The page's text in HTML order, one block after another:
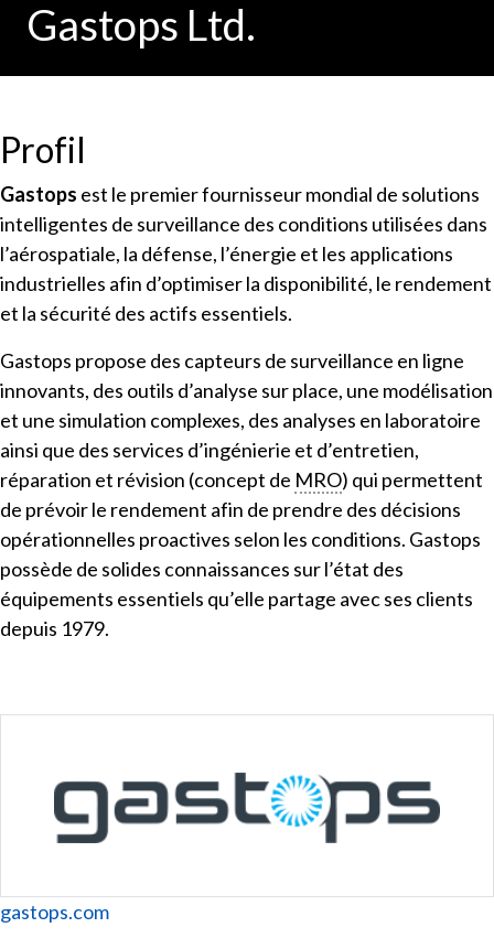
Gastops Ltd.
Profil
Gastops est le premier fournisseur mondial de solutions
intelligentes de surveillance des conditions utilisées dans
l’aérospatiale, la défense, l’énergie et les applications
industrielles afin d’optimiser la disponibilité, le rendement
et la sécurité des actifs essentiels.
Gastops propose des capteurs de surveillance en ligne
innovants, des outils d’analyse sur place, une modélisation
et une simulation complexes, des analyses en laboratoire
ainsi que des services d’ingénierie et d’entretien,
réparation et révision (concept de MRO) qui permettent
de prévoir le rendement afin de prendre des décisions
opérationnelles proactives selon les conditions. Gastops
possède de solides connaissances sur l’état des
équipements essentiels qu’elle partage avec ses clients
depuis 1979.
Website
gastops.com